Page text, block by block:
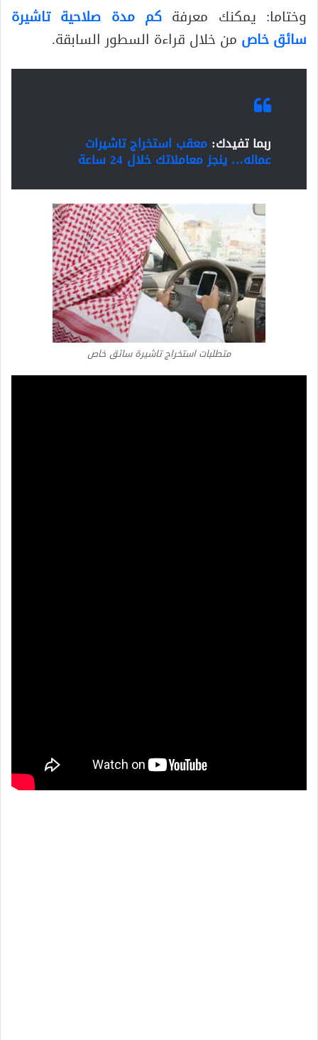
وختاما: يمكنك معرفة كم مدة صلاحية تاشيرة
سائق خاص من خلال قراءة السطور السابقة.
ربما تفيدك: معقب استخراج تاشيرات
عماله… ينجز معاملاتك خلال 24 ساعة
متطلبات استخراج تاشيرة سائق خاص